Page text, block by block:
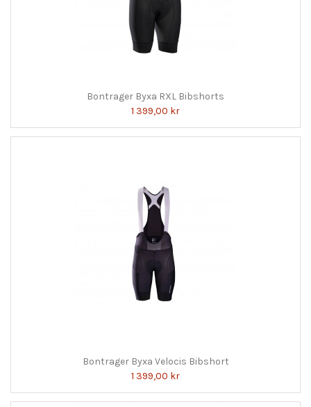
Bontrager Byxa RXL Bibshorts
1 399,00 kr
Bontrager Byxa Velocis Bibshort
1 399,00 kr